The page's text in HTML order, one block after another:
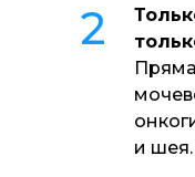
2
и шея.